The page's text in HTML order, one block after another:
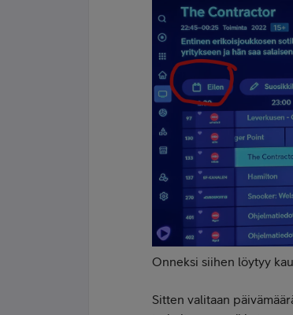
Onneksi siihen löytyy
Sitten valitaan